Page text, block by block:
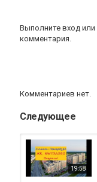
Выполните вход или
комментария.
Комментариев нет.
Следующее
19:58